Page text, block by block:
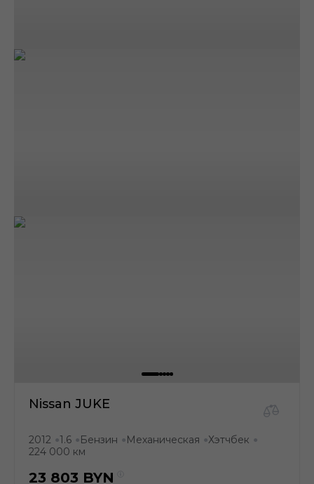
Nissan JUKE
2012 ●1.6 ● Бензин ● Механическая ●Хэтчбек ●
224 000 км
23 803 BYN